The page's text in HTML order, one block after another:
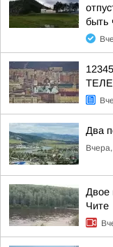
быть
Два
Двое
Чите